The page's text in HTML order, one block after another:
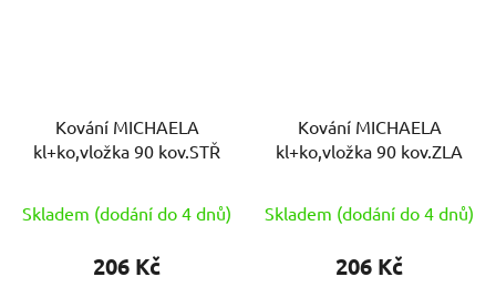
Kování MICHAELA
kl+ko,vložka 90 kov.STŘ
Skladem (dodání do 4 dnů)
206 Kč
Kování MICHAELA
kl+ko,vložka 90 kov.ZLA
Skladem (dodání do 4 dnů)
206 Kč